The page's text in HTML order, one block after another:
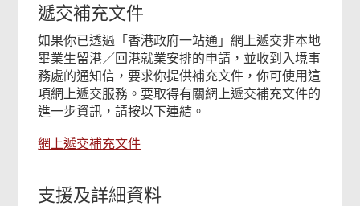
遞交補充文件
如果你已透過「香港政府一站通」網上遞交非本地
畢業生留港／回港就業安排的申請，並收到入境事
務處的通知信，要求你提供補充文件，你可使用這
項網上遞交服務。要取得有關網上遞交補充文件的
進一步資訊，請按以下連結。
網上遞交補充文件
支援及詳細資料